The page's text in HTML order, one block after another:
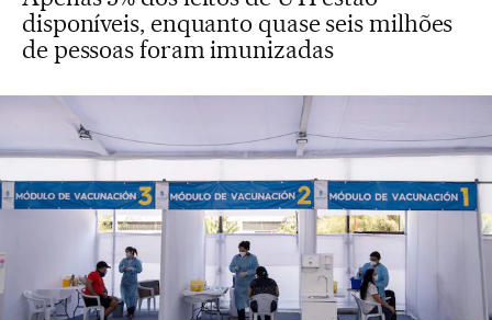
disponíveis, enquanto quase seis milhões
de pessoas foram imunizadas